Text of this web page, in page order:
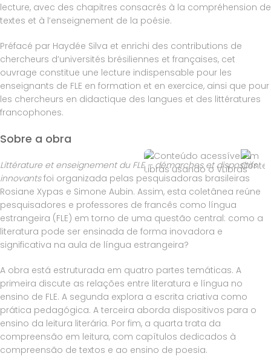
lecture, avec des chapitres consacrés à la compréhension de
textes et à l’enseignement de la poésie.
Préfacé par Haydée Silva et enrichi des contributions de
chercheurs d’universités brésiliennes et françaises, cet
ouvrage constitue une lecture indispensable pour les
enseignants de FLE en formation et en exercice, ainsi que pour
les chercheurs en didactique des langues et des littératures
francophones.
Sobre a obra
Littérature et enseignement du FLE – démarches et dispositifs
innovantsfoi organizada pelas pesquisadoras brasileiras
Rosiane Xypas e Simone Aubin. Assim, esta coletânea reúne
pesquisadores e professores de francês como língua
estrangeira (FLE) em torno de uma questão central: como a
literatura pode ser ensinada de forma inovadora e
significativa na aula de língua estrangeira?
A obra está estruturada em quatro partes temáticas. A
primeira discute as relações entre literatura e língua no
ensino de FLE. A segunda explora a escrita criativa como
prática pedagógica. A terceira aborda dispositivos para o
ensino da leitura literária. Por fim, a quarta trata da
compreensão em leitura, com capítulos dedicados à
compreensão de textos e ao ensino de poesia.